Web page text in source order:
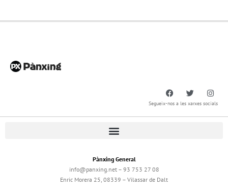
Segueix-nos a les xarxes socials
Pànxing General
info@panxing.net – 93 753 27 08
Enric Morera 25, 08339 – Vilassar de Dalt